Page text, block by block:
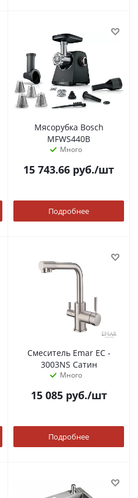
Мясорубка Bosch
MFWS440B
Много
15 743.66 руб./шт
Подробнее
Смеситель Emar ЕС -
3003NS Сатин
Много
15 085руб./шт
Подробнее